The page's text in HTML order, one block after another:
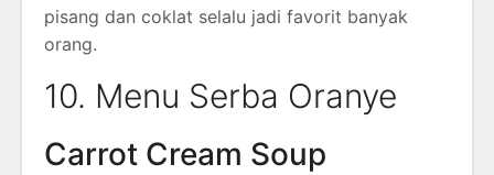
pisang dan coklat selalu jadi favorit banyak
orang.
10. Menu Serba Oranye
Carrot Cream Soup